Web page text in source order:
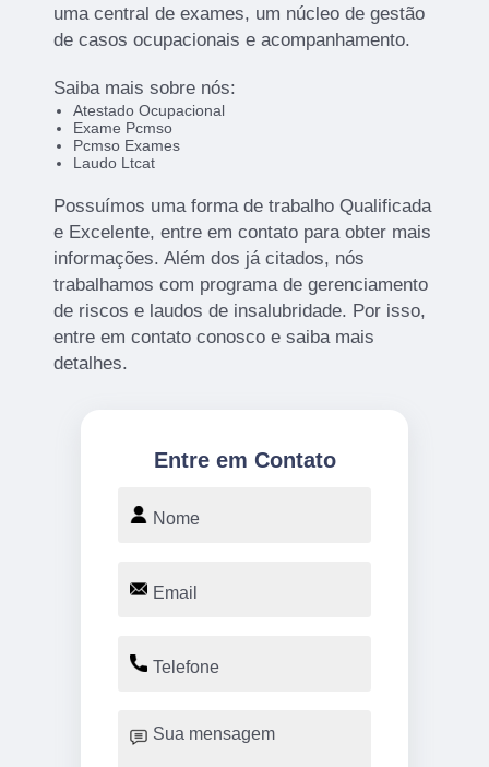
uma central de exames, um núcleo de gestão
de casos ocupacionais e acompanhamento.
Saiba mais sobre nós:
Atestado Ocupacional
Exame Pcmso
Pcmso Exames
Laudo Ltcat
Possuímos uma forma de trabalho Qualificada
e Excelente, entre em contato para obter mais
informações. Além dos já citados, nós
trabalhamos com programa de gerenciamento
de riscos e laudos de insalubridade. Por isso,
entre em contato conosco e saiba mais
detalhes.
Entre em Contato